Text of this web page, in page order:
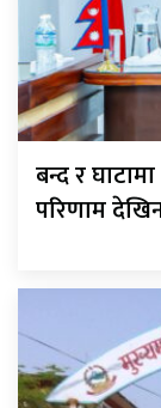
बन्द र
परिणाम देखिन